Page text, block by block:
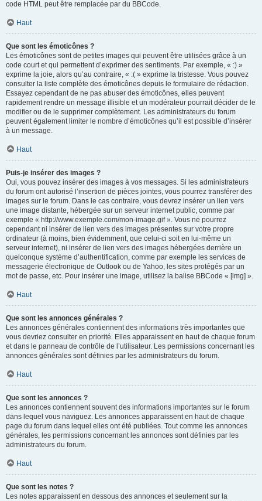
code HTML peut être remplacée par du BBCode.
Haut
Que sont les émoticônes ?
Les émoticônes sont de petites images qui peuvent être utilisées grâce à un
code court et qui permettent d’exprimer des sentiments. Par exemple, « :) »
exprime la joie, alors qu’au contraire, « :( » exprime la tristesse. Vous pouvez
consulter la liste complète des émoticônes depuis le formulaire de rédaction.
Essayez cependant de ne pas abuser des émoticônes, elles peuvent
rapidement rendre un message illisible et un modérateur pourrait décider de le
modifier ou de le supprimer complètement. Les administrateurs du forum
peuvent également limiter le nombre d’émoticônes qu’il est possible d’insérer
à un message.
Haut
Puis-je insérer des images ?
Oui, vous pouvez insérer des images à vos messages. Si les administrateurs
du forum ont autorisé l’insertion de pièces jointes, vous pourrez transférer des
images sur le forum. Dans le cas contraire, vous devrez insérer un lien vers
une image distante, hébergée sur un serveur internet public, comme par
exemple « http://www.exemple.com/mon-image.gif ». Vous ne pourrez
cependant ni insérer de lien vers des images présentes sur votre propre
ordinateur (à moins, bien évidemment, que celui-ci soit en lui-même un
serveur internet), ni insérer de lien vers des images hébergées derrière un
quelconque système d’authentification, comme par exemple les services de
messagerie électronique de Outlook ou de Yahoo, les sites protégés par un
mot de passe, etc. Pour insérer une image, utilisez la balise BBCode « [img] ».
Haut
Que sont les annonces générales ?
Les annonces générales contiennent des informations très importantes que
vous devriez consulter en priorité. Elles apparaissent en haut de chaque forum
et dans le panneau de contrôle de l’utilisateur. Les permissions concernant les
annonces générales sont définies par les administrateurs du forum.
Haut
Que sont les annonces ?
Les annonces contiennent souvent des informations importantes sur le forum
dans lequel vous naviguez. Les annonces apparaissent en haut de chaque
page du forum dans lequel elles ont été publiées. Tout comme les annonces
générales, les permissions concernant les annonces sont définies par les
administrateurs du forum.
Haut
Que sont les notes ?
Les notes apparaissent en dessous des annonces et seulement sur la